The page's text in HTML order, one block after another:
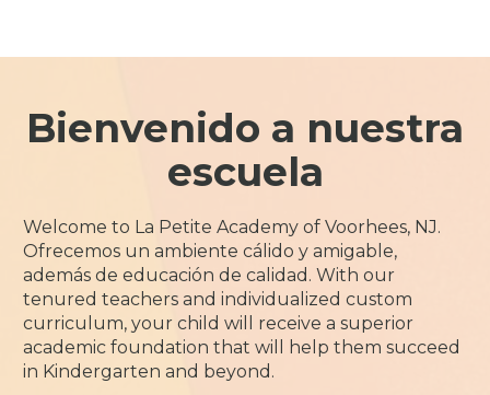
Bienvenido a nuestra
escuela
Welcome to La Petite Academy of Voorhees, NJ.
Ofrecemos un ambiente cálido y amigable,
además de educación de calidad. With our
tenured teachers and individualized custom
curriculum, your child will receive a superior
academic foundation that will help them succeed
in Kindergarten and beyond.